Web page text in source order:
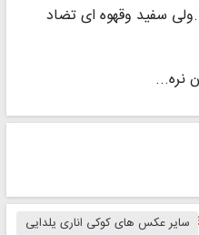
سفید وقهوه ای تضاد
نره...
یلدایی
سایر عکس های کوکی اناری یلدایی